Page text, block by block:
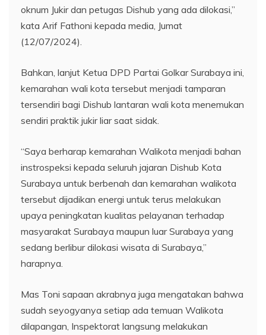
oknum Jukir dan petugas Dishub yang ada dilokasi,”
kata Arif Fathoni kepada media, Jumat
(12/07/2024).
Bahkan, lanjut Ketua DPD Partai Golkar Surabaya ini,
kemarahan wali kota tersebut menjadi tamparan
tersendiri bagi Dishub lantaran wali kota menemukan
sendiri praktik jukir liar saat sidak.
“Saya berharap kemarahan Walikota menjadi bahan
instrospeksi kepada seluruh jajaran Dishub Kota
Surabaya untuk berbenah dan kemarahan walikota
tersebut dijadikan energi untuk terus melakukan
upaya peningkatan kualitas pelayanan terhadap
masyarakat Surabaya maupun luar Surabaya yang
sedang berlibur dilokasi wisata di Surabaya,”
harapnya.
Mas Toni sapaan akrabnya juga mengatakan bahwa
sudah seyogyanya setiap ada temuan Walikota
dilapangan, Inspektorat langsung melakukan